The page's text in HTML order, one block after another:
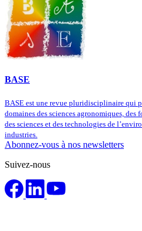
BASE
BASE est une revue pluridisciplinaire qui
domaines des sciences agronomiques, des
des sciences et des technologies de
industries.
Abonnez-vous à nos newsletters
Suivez-nous